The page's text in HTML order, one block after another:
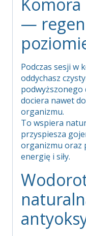
—
Podczas sesji w
oddychasz
podwyższonego
dociera nawet
organizmu.
To wspiera
przyspiesza
organizmu oraz
energię i siły.